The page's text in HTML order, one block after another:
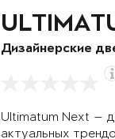
Дизайнерские
Ultimatum Next —
актуальных